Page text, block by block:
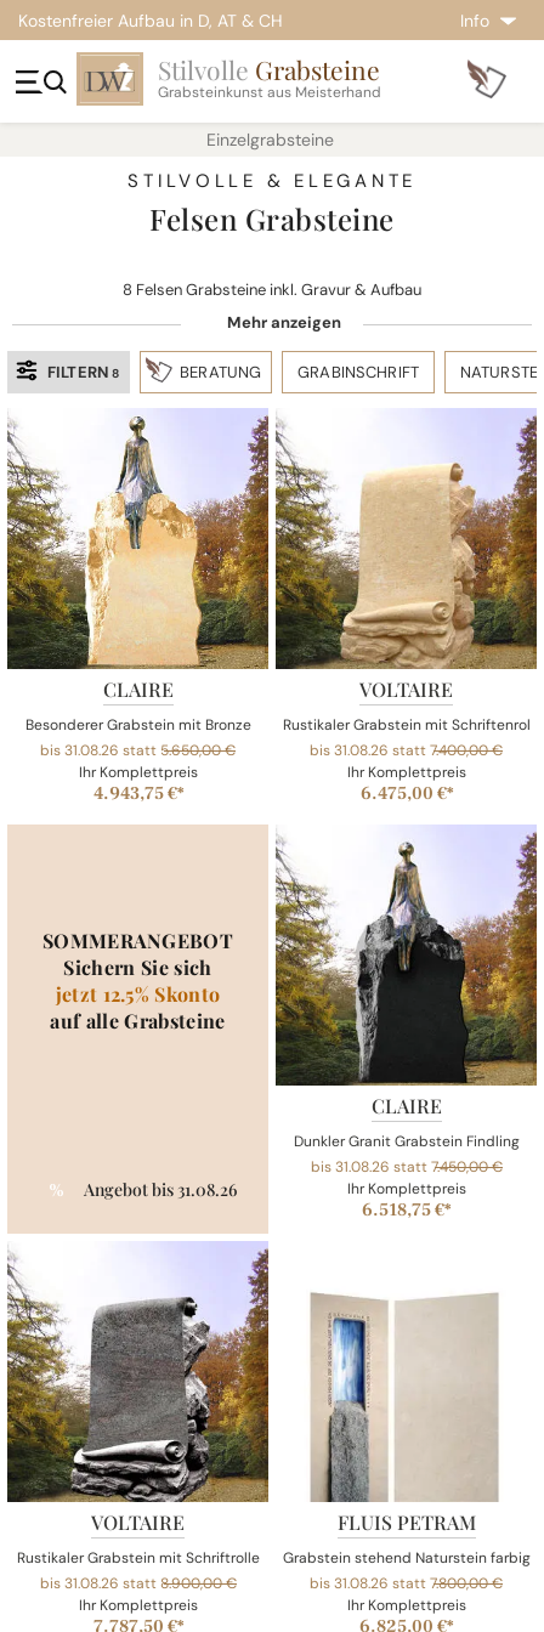
Kostenfreier Aufbau in D, AT & CH Info
Stilvolle Grabsteine
Grabsteinkunst aus Meisterhand
Einzelgrabsteine
STILVOLLE & ELEGANTE
Felsen Grabsteine
8 Felsen Grabsteine inkl. Gravur & Aufbau
FILTERN8 BERATUNG GRABINSCHRIFT
SOMMERANGEBOT
Sichern Sie sich
jetzt 12.5% Skonto
auf alle Grabsteine
% Angebot bis 31.08.26
CLAIRE
Besonderer Grabstein mit Bronze
bis 31.08.26 statt 5.650,00 €
Ihr Komplettpreis
4.943,75 €*
VOLTAIRE
Rustikaler Grabstein mit Schriftenrolle
bis 31.08.26 statt7.400,00 €
Ihr Komplettpreis
6.475,00 €*
CLAIRE
Dunkler Granit Grabstein Findling
bis 31.08.26 statt7.450,00 €
Ihr Komplettpreis
6.518,75 €*
VOLTAIRE
Rustikaler Grabstein mit Schriftrolle
bis 31.08.26 statt8.900,00 €
Ihr Komplettpreis
7.787,50 €*
FLUIS PETRAM
Grabstein stehend Naturstein farbige
bis 31.08.26 statt7.800,00 €
Ihr Komplettpreis
6.825,00 €*